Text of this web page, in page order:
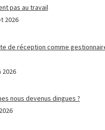
pas au travail
2026
de réception comme
2026
nous devenus dingues ?